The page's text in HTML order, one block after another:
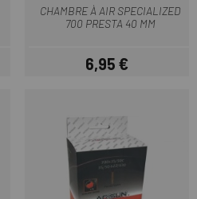
CHAMBRE À AIR SPECIALIZED
700 PRESTA 40 MM
Prix
6,95 €